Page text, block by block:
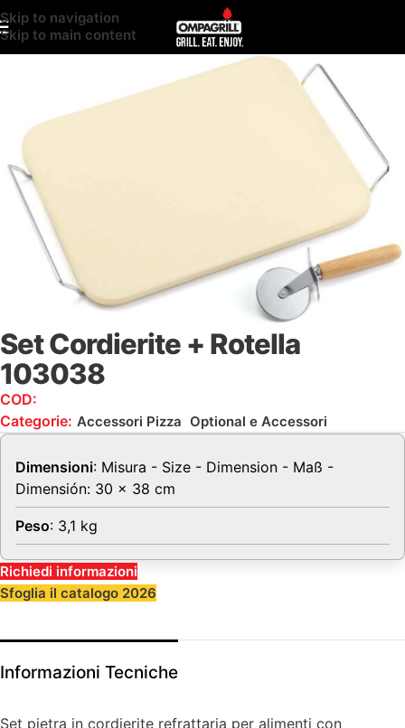
Skip to navigation
Skip to main content
Set Cordierite + Rotella
103038
COD:
Categorie: Accessori Pizza Optional e Accessori
Dimensioni: Misura - Size - Dimension - Maß -
Dimensión: 30 x 38 cm
Peso: 3,1 kg
Richiedi informazioni
Sfoglia il catalogo 2026
Informazioni Tecniche
Set pietra in cordierite refrattaria per alimenti con